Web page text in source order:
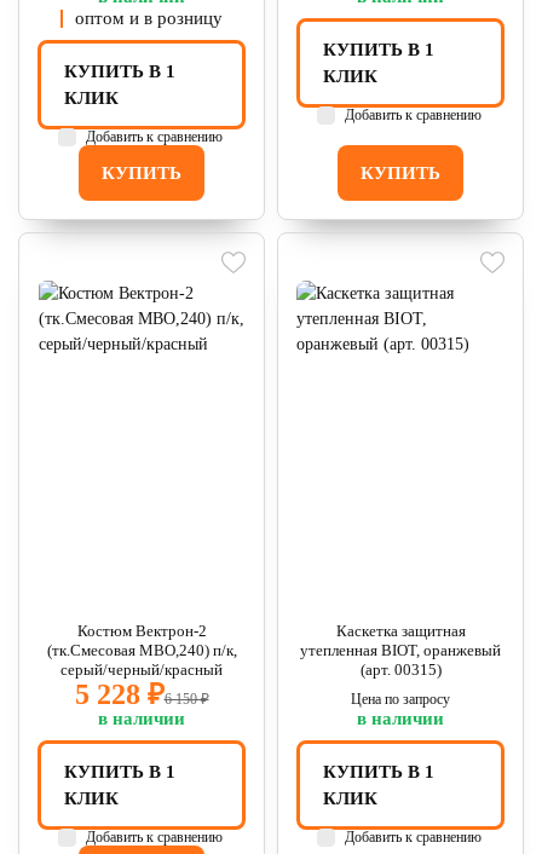
оптом и в розницу
КУПИТЬ
КУПИТЬ В 1
КЛИК
Добавить к сравнению
КУПИТЬ
КУПИТЬ В 1
КЛИК
Добавить к сравнению
Костюм Вектрон-2
(тк.Смесовая МВО,240) п/к,
серый/черный/красный
5 228 ₽6 150 ₽
в наличии
КУПИТЬ В 1
КЛИК
Добавить к сравнению
Каскетка защитная
утепленная BIOT, оранжевый
(арт. 00315)
Цена по запросу
в наличии
КУПИТЬ В 1
КЛИК
Добавить к сравнению